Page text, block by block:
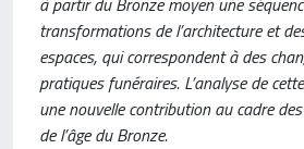
transformations de l’architecture et
espaces, qui correspondent à des
pratiques funéraires. L’analyse de
une nouvelle contribution au cadre
de l’âge du Bronze.